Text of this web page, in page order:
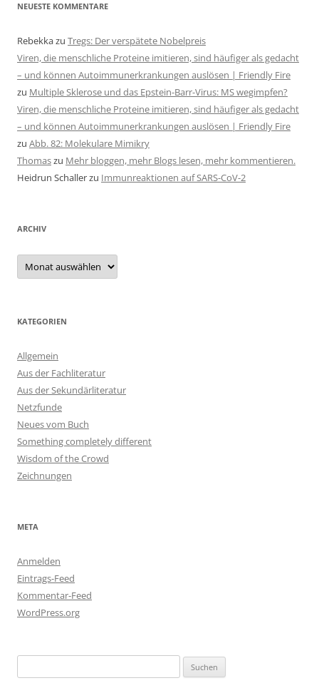
NEUESTE KOMMENTARE
Rebekkazu Tregs: Der verspätete Nobelpreis
Viren, die menschliche Proteine imitieren, sind häufiger als gedacht
– und können Autoimmunerkrankungen auslösen | Friendly Fire
zu Multiple Sklerose und das Epstein-Barr-Virus: MS wegimpfen?
Viren, die menschliche Proteine imitieren, sind häufiger als gedacht
– und können Autoimmunerkrankungen auslösen | Friendly Fire
zu Abb. 82: Molekulare Mimikry
Thomaszu Mehr bloggen, mehr Blogs lesen, mehr kommentieren.
Heidrun Schallerzu Immunreaktionen auf SARS-CoV-2
ARCHIV
Archiv
KATEGORIEN
Allgemein
Aus der Fachliteratur
Aus der Sekundärliteratur
Netzfunde
Neues vom Buch
Something completely different
Wisdom of the Crowd
Zeichnungen
META
Anmelden
Eintrags-Feed
Kommentar-Feed
WordPress.org
nach: